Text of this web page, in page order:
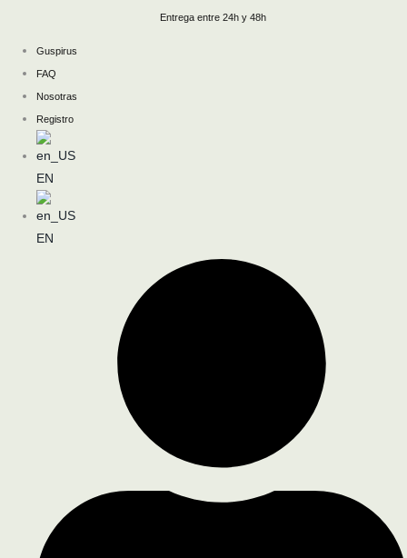
contenido
Entrega entre 24h y 48h
Guspirus
FAQ
Nosotras
Registro
EN
EN